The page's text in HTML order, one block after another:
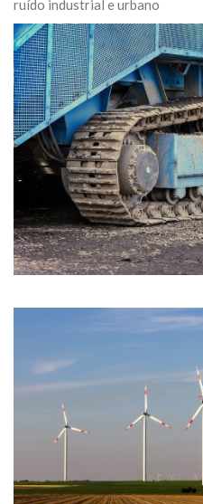
ruído industrial e urbano